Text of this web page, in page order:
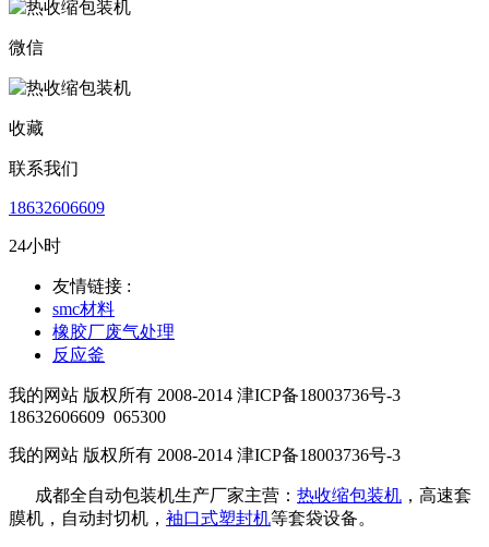
微信
收藏
联系我们
18632606609
24小时
友情链接 :
smc材料
橡胶厂废气处理
反应釜
我的网站 版权所有 2008-2014 津ICP备18003736号-3
18632606609 065300
我的网站 版权所有 2008-2014 津ICP备18003736号-3
成都全自动包装机生产厂家主营： 热收缩包装机 ，高速套
膜机，自动封切机， 袖口式塑封机等套袋设备。